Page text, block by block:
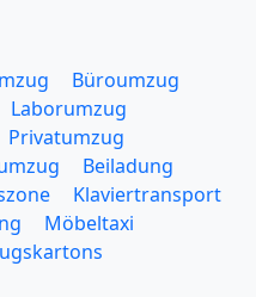
Büroumzug
Laborumzug
Privatumzug
Beiladung
Klaviertransport
Möbeltaxi